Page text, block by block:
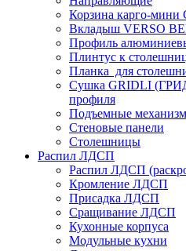
Корзина карго-
Вкладыш VERSO
Профиль
Плинтус к
Планка для
Сушка GRIDLI
профиля
Подъемные
Стеновые панели
Столешницы
Распил ЛДСП
Распил ЛДСП
Кромление ЛДСП
Присадка ЛДСП
Сращивание ЛДСП
Кухонные корпуса
Модульные кухни